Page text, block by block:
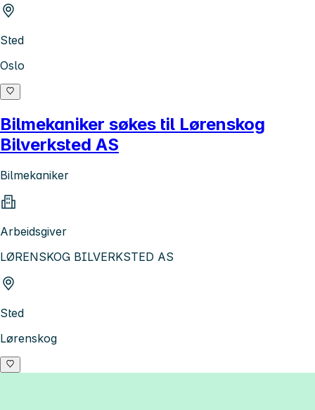
Sted
Oslo
Bilmekaniker søkes til Lørenskog
Bilverksted AS
Bilmekaniker
Arbeidsgiver
LØRENSKOG BILVERKSTED AS
Sted
Lørenskog